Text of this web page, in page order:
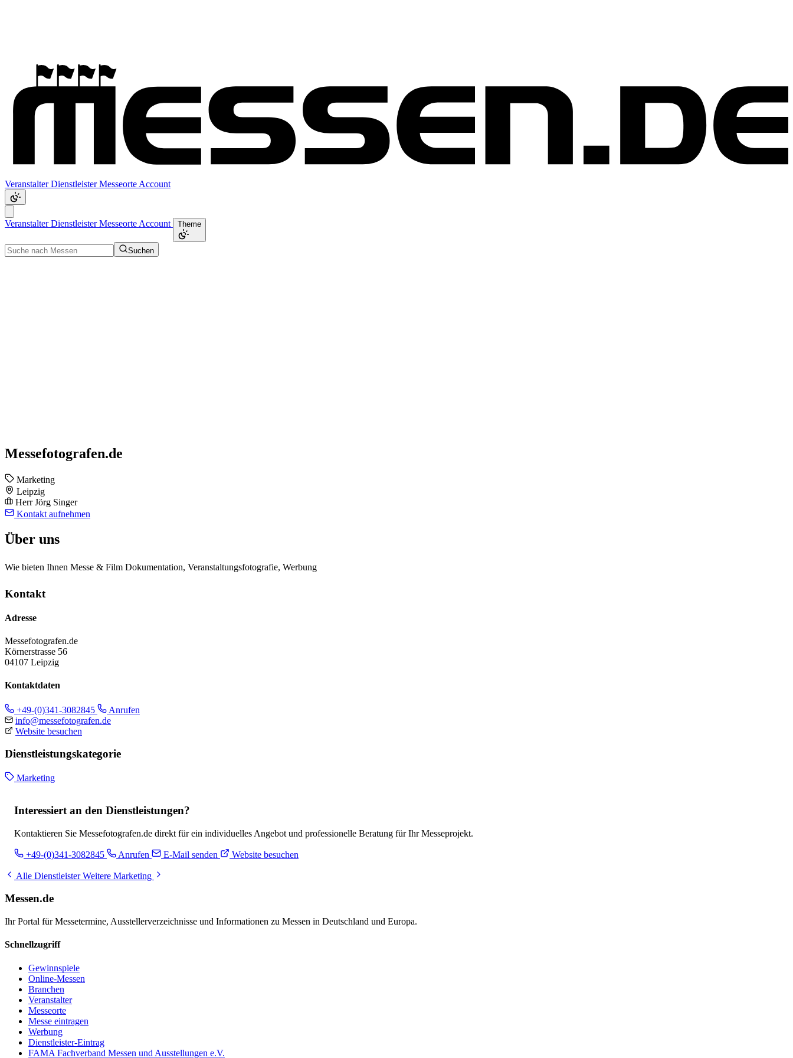
VeranstalterDienstleisterMesseorte Account
VeranstalterDienstleisterMesseorte Account Theme
Suchen
Messefotografen.de
Marketing
Leipzig
Herr Jörg Singer
Kontakt aufnehmen
Über uns
Wie bieten Ihnen Messe & Film Dokumentation, Veranstaltungsfotografie, Werbung
Kontakt
Adresse
Messefotografen.de
Körnerstrasse 56
04107 Leipzig
Kontaktdaten
+49-(0)341-3082845
Anrufen
info@messefotografen.de
Website besuchen
Dienstleistungskategorie
Marketing
Interessiert an den Dienstleistungen?
Kontaktieren Sie Messefotografen.de direkt für ein individuelles Angebot und professionelle Beratung für Ihr Messeprojekt.
+49-(0)341-3082845 Anrufen E-Mail senden Website besuchen
Alle DienstleisterWeitere Marketing
Messen.de
Ihr Portal für Messetermine, Ausstellerverzeichnisse und Informationen zu Messen in Deutschland und Europa.
Schnellzugriff
Gewinnspiele
Online-Messen
Branchen
Veranstalter
Messeorte
Messe eintragen
Werbung
Dienstleister-Eintrag
FAMA Fachverband Messen und Ausstellungen e.V.